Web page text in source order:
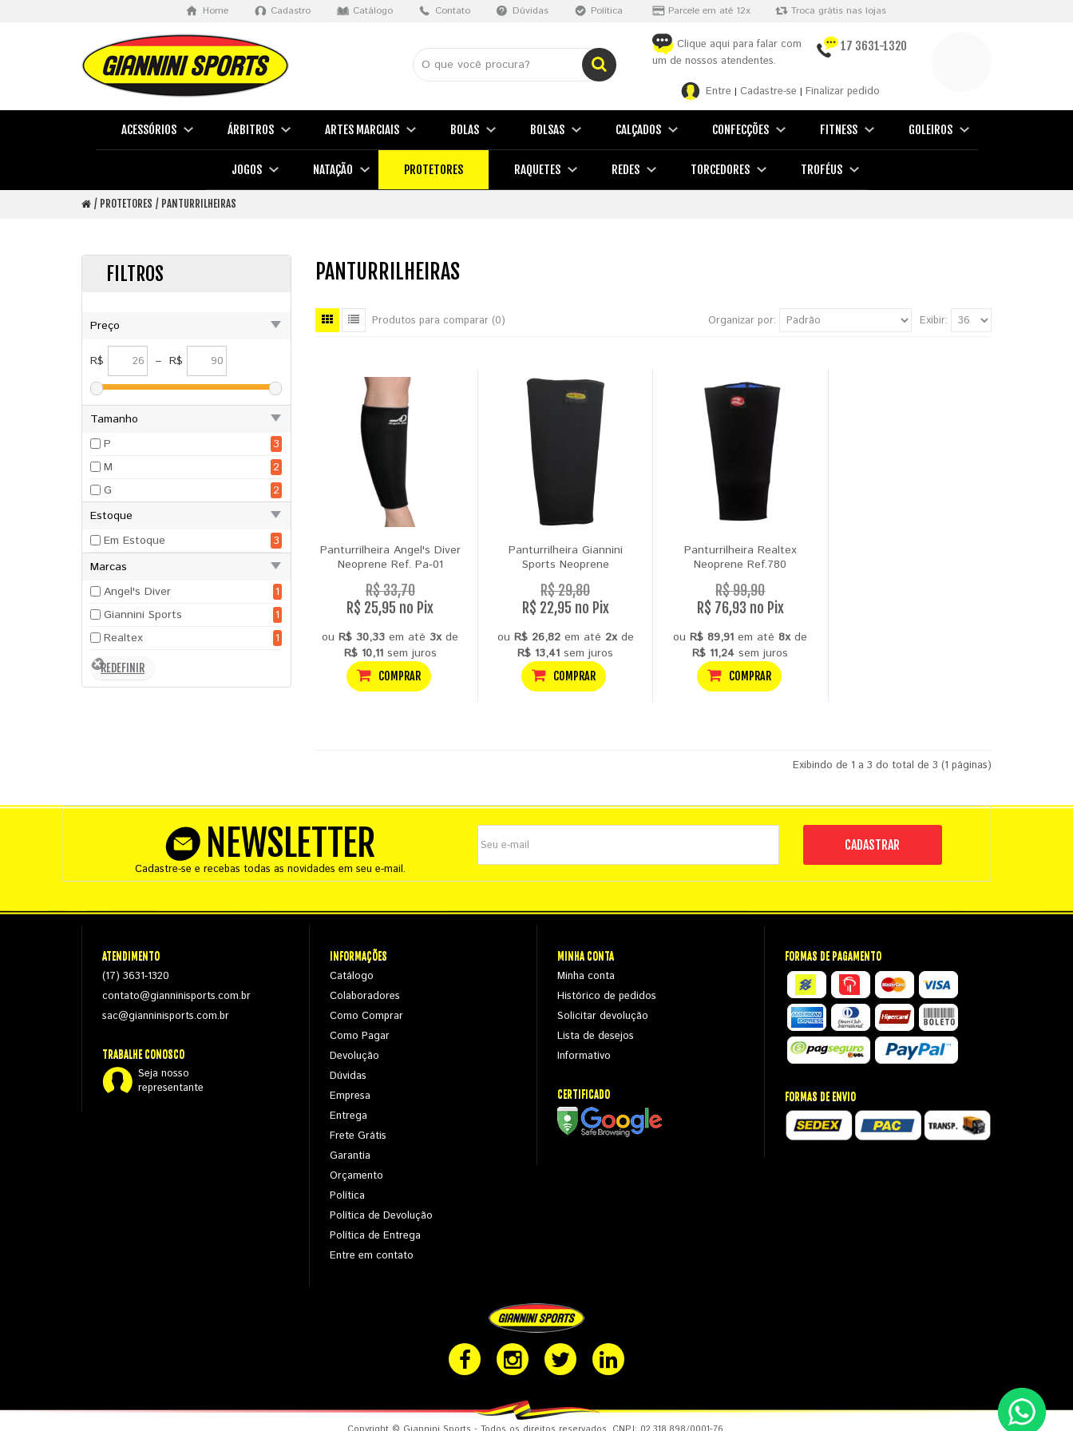
Home Cadastro Catálogo Contato Dúvidas Política Parcele em até 12x Troca grátis nas lojas
Clique aqui para falar com
um de nossos atendentes.
17 3631-1320
Entre | Cadastre-se | Finalizar pedido
ACESSÓRIOS ÁRBITROS ARTES MARCIAIS BOLAS BOLSAS CALÇADOS CONFECÇÕES FITNESS GOLEIROS
JOGOS NATAÇÃO PROTETORES RAQUETES REDES TORCEDORES TROFÉUS
PROTETORES PANTURRILHEIRAS
FILTROS
Preço
R$ – R$
Tamanho
P
3
M
2
G
2
Estoque
Em Estoque
3
Marcas
Angel's Diver
1
Giannini Sports
1
Realtex
1
PANTURRILHEIRAS
Exibir:
Organizar por:
Produtos para comparar (0)
Panturrilheira Angel's Diver
Neoprene Ref. Pa-01
R$ 33,70
R$ 25,95 no Pix
ouR$ 30,33 em até 3xde
R$ 10,11sem juros
COMPRAR
Panturrilheira Giannini
Sports Neoprene
R$ 29,80
R$ 22,95 no Pix
ou R$ 26,82em até 2xde
R$ 13,41 sem juros
COMPRAR
Panturrilheira Realtex
Neoprene Ref.780
R$ 99,90
R$ 76,93 no Pix
ouR$ 89,91 em até8xde
R$ 11,24 sem juros
COMPRAR
Exibindo de 1 a 3 do total de 3 (1 páginas)
NEWSLETTER
Cadastre-se e recebas todas as novidades em seu e-mail.
CADASTRAR
ATENDIMENTO
(17) 3631-1320
contato@gianninisports.com.br
sac@gianninisports.com.br
TRABALHE CONOSCO
Seja nosso
representante
INFORMAÇÕES
Catálogo
Colaboradores
Como Comprar
Como Pagar
Devolução
Dúvidas
Empresa
Entrega
Frete Grátis
Garantia
Orçamento
Política
Política de Devolução
Política de Entrega
Entre em contato
MINHA CONTA
Minha conta
Histórico de pedidos
Solicitar devolução
Lista de desejos
Informativo
CERTIFICADO
FORMAS DE PAGAMENTO
FORMAS DE ENVIO